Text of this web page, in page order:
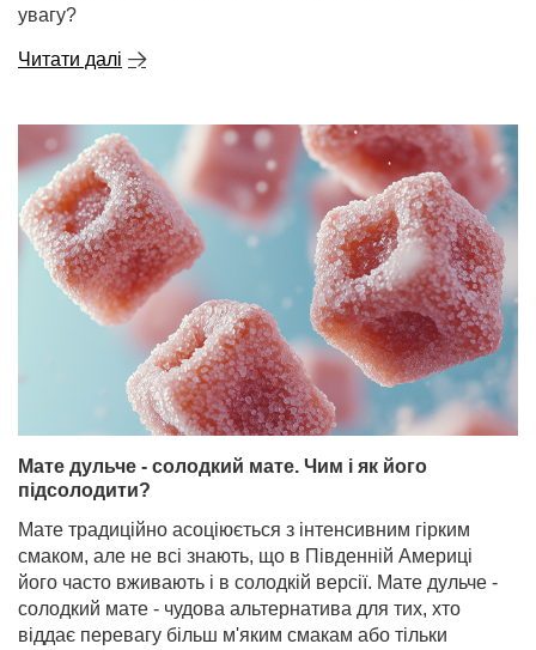
увагу?
Читати далі
Мате дульче - солодкий мате. Чим і як його
підсолодити?
Мате традиційно асоціюється з інтенсивним гірким
смаком, але не всі знають, що в Південній Америці
його часто вживають і в солодкій версії. Мате дульче -
солодкий мате - чудова альтернатива для тих, хто
віддає перевагу більш м'яким смакам або тільки